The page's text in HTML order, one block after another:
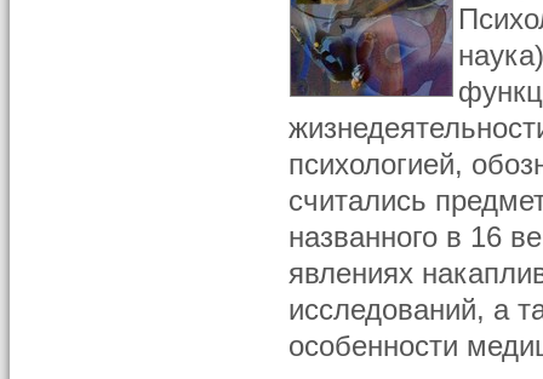
психологией,
считались
названного в 16
явлениях
исследований, а
особенности